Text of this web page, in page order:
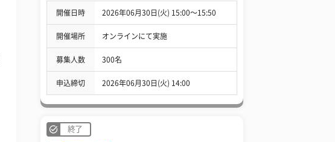
開催日時 2026年06月30日(火) 15:00〜15:50
開催場所 オンラインにて実施
募集人数 300名
申込締切 2026年06月30日(火) 14:00
終了